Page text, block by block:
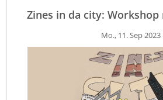
Zines in da city:
Mo., 11. Sep 2023